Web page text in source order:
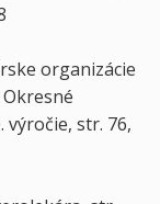
organizácie
str. 76,